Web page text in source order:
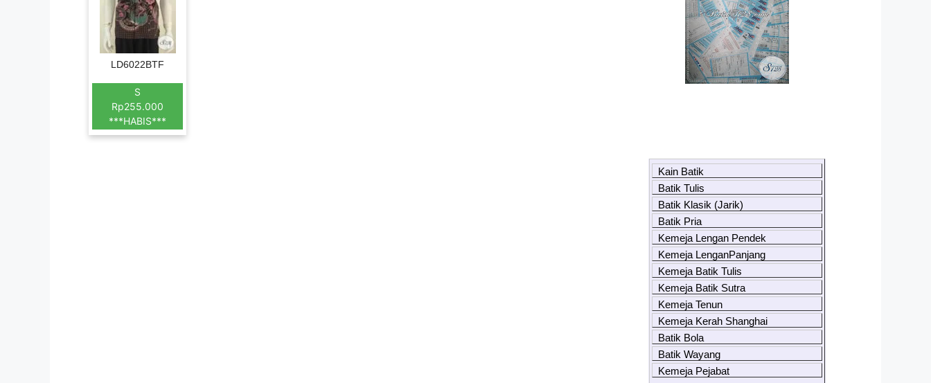
LD6022BTF
S
Rp255.000
***HABIS***
Kain Batik
Batik Tulis
Batik Klasik (Jarik)
Batik Pria
Kemeja Lengan Pendek
Kemeja LenganPanjang
Kemeja Batik Tulis
Kemeja Batik Sutra
Kemeja Tenun
Kemeja Kerah Shanghai
Batik Bola
Batik Wayang
Kemeja Pejabat